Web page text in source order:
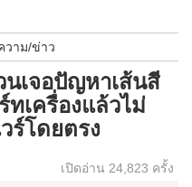
วาม/ข่าว
นเจอปัญหาเส้นสี
ทเครื่องแล้วไม่
ร์โดยตรง
เปิดอ่าน 24,823 ครั้ง